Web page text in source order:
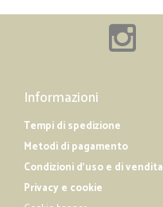
Informazioni
Tempi di spedizione
Metodi di pagamento
Condizioni d'uso e di vendita
Privacy e cookie